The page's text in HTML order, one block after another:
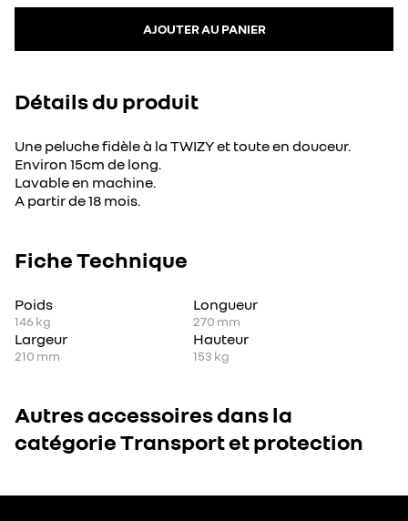
AJOUTER AU PANIER
Détails du produit
Une peluche fidèle à la TWIZY et toute en douceur.
Environ 15cm de long.
Lavable en machine.
A partir de 18 mois.
Fiche Technique
Poids
146 kg
Longueur
270 mm
Largeur
210 mm
Hauteur
153 kg
Autres accessoires dans la
catégorie Transport et protection